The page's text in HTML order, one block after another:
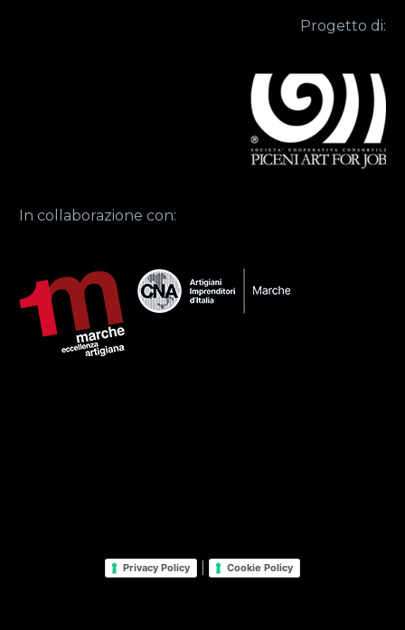
Progetto di:
In collaborazione con:
Privacy Policy Cookie Policy